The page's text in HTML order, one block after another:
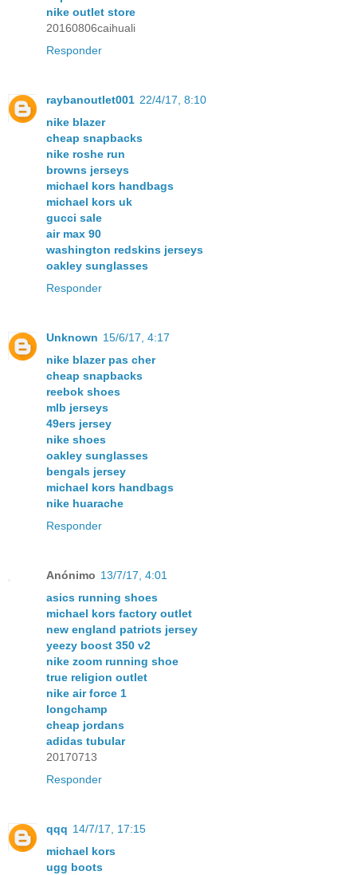
nike outlet store
20160806caihuali
Responder
raybanoutlet001 22/4/17, 8:10
nike blazer
cheap snapbacks
nike roshe run
browns jerseys
michael kors handbags
michael kors uk
gucci sale
air max 90
washington redskins jerseys
oakley sunglasses
Responder
Unknown 15/6/17, 4:17
nike blazer pas cher
cheap snapbacks
reebok shoes
mlb jerseys
49ers jersey
nike shoes
oakley sunglasses
bengals jersey
michael kors handbags
nike huarache
Responder
Anónimo 13/7/17, 4:01
asics running shoes
michael kors factory outlet
new england patriots jersey
yeezy boost 350 v2
nike zoom running shoe
true religion outlet
nike air force 1
longchamp
cheap jordans
adidas tubular
20170713
Responder
qqq 14/7/17, 17:15
michael kors
ugg boots